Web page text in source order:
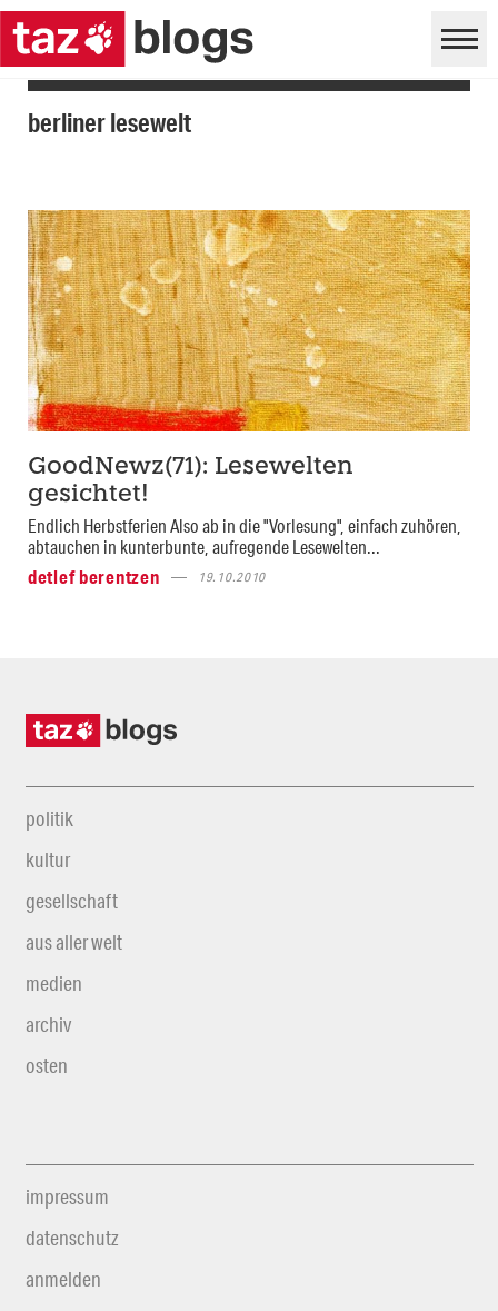
berliner lesewelt
GoodNewz(71): Lesewelten
gesichtet!
Endlich Herbstferien Also ab in die "Vorlesung", einfach zuhören,
abtauchen in kunterbunte, aufregende Lesewelten...
detlef berentzen
19.10.2010
politik
kultur
gesellschaft
aus aller welt
medien
archiv
osten
impressum
datenschutz
anmelden